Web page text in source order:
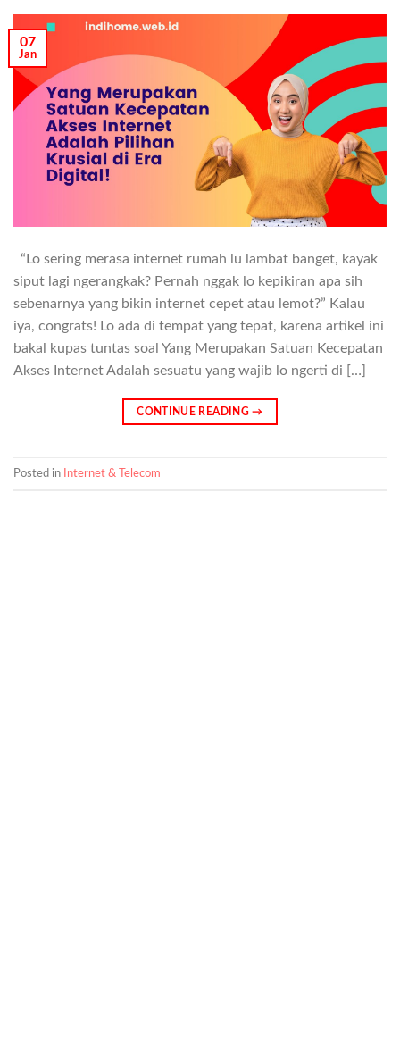
07
Jan
“Lo sering merasa internet rumah lu lambat banget, kayak
siput lagi ngerangkak? Pernah nggak lo kepikiran apa sih
sebenarnya yang bikin internet cepet atau lemot?” Kalau
iya, congrats! Lo ada di tempat yang tepat, karena artikel ini
bakal kupas tuntas soal Yang Merupakan Satuan Kecepatan
Akses Internet Adalah sesuatu yang wajib lo ngerti di […]
CONTINUE READING→
Posted in Internet & Telecom